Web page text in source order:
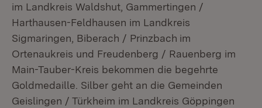
im Landkreis Waldshut, Gammertingen /
Harthausen-Feldhausen im Landkreis
Sigmaringen, Biberach / Prinzbach im
Ortenaukreis und Freudenberg / Rauenberg im
Main-Tauber-Kreis bekommen die begehrte
Goldmedaille. Silber geht an die Gemeinden
Geislingen / Türkheim im Landkreis Göppingen